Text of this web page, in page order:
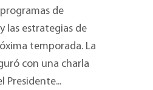
de
las estrategias de
temporada. La
con una charla
Presidente...